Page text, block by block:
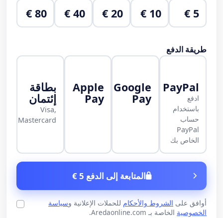
5 €
10 €
20 €
40 €
80 €
طريقة الدفع
PayPal
ادفع
باستخدام
حساب
PayPal
الخاص بك
Google
Pay
Apple
Pay
بطاقة
إئتمان
Visa,
Mastercard
المتابعة إلى الدفع 5 €
أوافق على الشروط والأحكام للحملات الإعلانية وسياسة
الخصوصية الخاصة بـ Aredaonline.com.